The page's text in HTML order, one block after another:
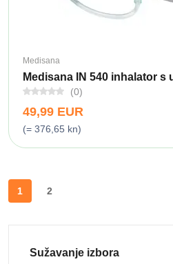
Medisana
Medisana IN 540 inhalator s
(0)
49,99 EUR
(= 376,65 kn)
1 2
Sužavanje izbora